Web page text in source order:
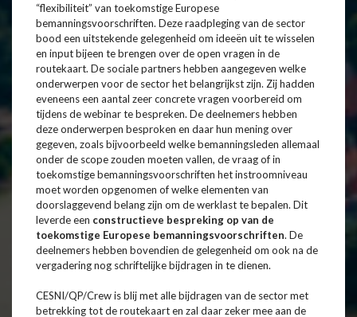
“flexibiliteit” van toekomstige Europese
bemanningsvoorschriften. Deze raadpleging van de sector
bood een uitstekende gelegenheid om ideeën uit te wisselen
en input bijeen te brengen over de open vragen in de
routekaart. De sociale partners hebben aangegeven welke
onderwerpen voor de sector het belangrijkst zijn. Zij hadden
eveneens een aantal zeer concrete vragen voorbereid om
tijdens de webinar te bespreken. De deelnemers hebben
deze onderwerpen besproken en daar hun mening over
gegeven, zoals bijvoorbeeld welke bemanningsleden allemaal
onder de scope zouden moeten vallen, de vraag of in
toekomstige bemanningsvoorschriften het instroomniveau
moet worden opgenomen of welke elementen van
doorslaggevend belang zijn om de werklast te bepalen. Dit
leverde een constructieve bespreking op van de
toekomstige Europese bemanningsvoorschriften. De
deelnemers hebben bovendien de gelegenheid om ook na de
vergadering nog schriftelijke bijdragen in te dienen.
CESNI/QP/Crew is blij met alle bijdragen van de sector met
betrekking tot de routekaart en zal daar zeker mee aan de